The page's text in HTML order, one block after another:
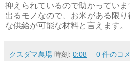
抑えられているので助かってい
出るモノなので、お米がある限
な供給が可能な材料と言えます。
クスダマ農場 時刻: 0:08 0 件のコ